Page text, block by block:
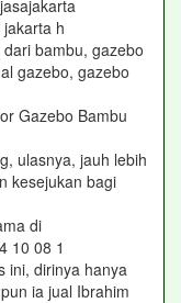
h
bambu, gazebo
gazebo, gazebo
Gazebo Bambu
ulasnya, jauh lebih
kesejukan bagi
di
10 08 1
ini, dirinya hanya
ia jual Ibrahim